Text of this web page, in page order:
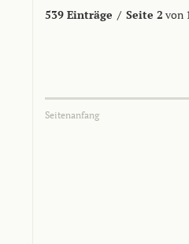
539 Einträge / Seite 2 von
Seitenanfang